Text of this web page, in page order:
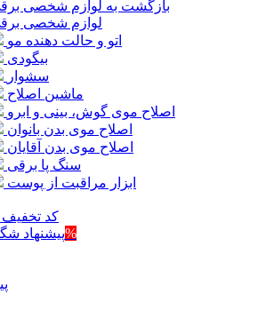
بازگشت به لوازم شخصی
لوازم شخصی
اتو و حالت دهنده مو
بیگودی
سشوار
ماشین اصلاح
اصلاح موی گوش، بینی و ابرو
اصلاح موی بدن بانوان
اصلاح موی بدن آقایان
سنگ پا برقی
ابزار مراقبت از پوست
کد تخفیف
پیشنهادتا 90%